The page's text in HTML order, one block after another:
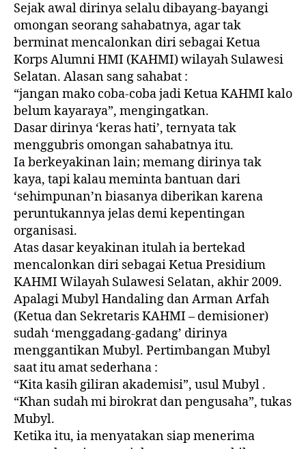
Sejak awal dirinya selalu dibayang-bayangi
omongan seorang sahabatnya, agar tak
berminat mencalonkan diri sebagai Ketua
Korps Alumni HMI (KAHMI) wilayah Sulawesi
Selatan. Alasan sang sahabat :
“jangan mako coba-coba jadi Ketua KAHMI kalo
belum kayaraya”, mengingatkan.
Dasar dirinya ‘keras hati’, ternyata tak
menggubris omongan sahabatnya itu.
Ia berkeyakinan lain; memang dirinya tak
kaya, tapi kalau meminta bantuan dari
‘sehimpunan’n biasanya diberikan karena
peruntukannya jelas demi kepentingan
organisasi.
Atas dasar keyakinan itulah ia bertekad
mencalonkan diri sebagai Ketua Presidium
KAHMI Wilayah Sulawesi Selatan, akhir 2009.
Apalagi Mubyl Handaling dan Arman Arfah
(Ketua dan Sekretaris KAHMI – demisioner)
sudah ‘menggadang-gadang’ dirinya
menggantikan Mubyl. Pertimbangan Mubyl
saat itu amat sederhana :
“Kita kasih giliran akademisi”, usul Mubyl .
“Khan sudah mi birokrat dan pengusaha”, tukas
Mubyl.
Ketika itu, ia menyatakan siap menerima